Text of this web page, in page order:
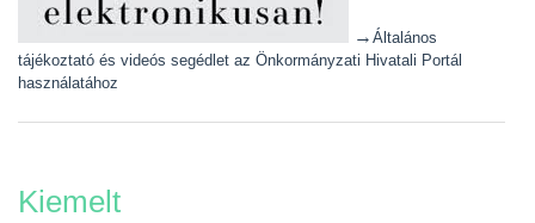
→ Általános
tájékoztató és videós segédlet az Önkormányzati Hivatali Portál
használatához
Kiemelt